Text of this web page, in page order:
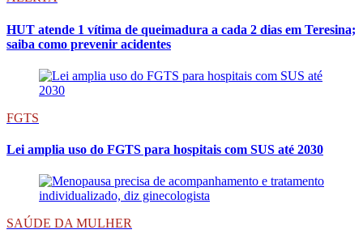
HUT atende 1 vítima de queimadura a cada 2 dias em Teresina;
saiba como prevenir acidentes
FGTS
Lei amplia uso do FGTS para hospitais com SUS até 2030
SAÚDE DA MULHER